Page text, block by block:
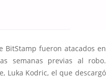
BitStamp fueron atacados en
semanas previas al robo.
Luka Kodric, el que descargó